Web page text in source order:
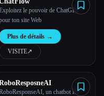
le pouvoir de ChatGPT
ton site Web
Plus de détails →
VISITE↗︎
un chatbot IA